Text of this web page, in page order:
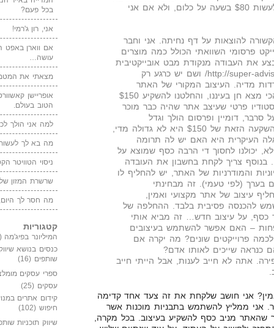
יותר מאושר כשאני אצליח לעשות $80 בשעה על כלום, ולא אם אני
להוצאות על דף נחיתה. אני וחבר
פרוייקט פרסומי השוואתי הכולל כמה מוצרים
את העבודה מנקודת מבט אובייקטיבית
כביכול. הכתובת היא http://super-adviser.net/ ושם יש כרגע רק
מדיה. העיצוב המקורי של האתר
שנוצר ע"י השותף שלי לא הכי מצא חן בעיננו, והחלטנו להשקיע $150
פרטי שעיצב אתר שהיה כבר מוכר
סרבר, דומיין ופרסום הולך וגדל
באדוורדס. אני די בטוח שההשקעה הזאת של $150 היא לא גדולה מדי,
העיקרית היא האם יש לה תרומה
יכולנו לחסוך די הרבה כסף שמוצא על
בנוסף צריך לקחת בחשבון את העובדה
והמודרניות של האתר, יש להחליף לו
בערך (לפי טעמי). זה מבחינתי
עיצוב של אתר מקצועי ואמין,
להכנסה פסיבית בלבד. ההחלפה של
כסף, על עיצוב חדש… זה מביא אותי
– האם אפשר להשתמש בעיצובים
לכמה פרוייקטים שונים? מה יקרה אם
כנראה שייכים לאותו אדם?
אתה לא חייב לענות, אבל הייתי חייב
אני חושב שלקחת את זה צעד אחד קדימה
אני ממליץ להשתמש בתבניות מוכנות אשר
שהאתר מניב כסף להשקיע בעיצוב. בכל מקרה,
בכל פעם?
אני, רון ג'רמי!
אם ווארן באפט
עושה…
מצאתי את
אופריישן
הטוב בעולם.
למה אני הולך
מה בא לך לעשות
ניסוי הטוויטר
שרשרת המזון
מה חסר לך
קטגוריות
המיליונר בפיג'מה
כנסים בנושא
שותפים (16)
ספרי עסקים
עסקים (25)
קידום אתרים
חיפוש (102)
שיווק תוכניות